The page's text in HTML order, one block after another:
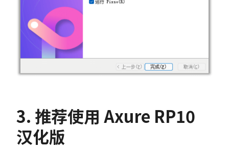
3. 推荐使用 Axure RP10
汉化版